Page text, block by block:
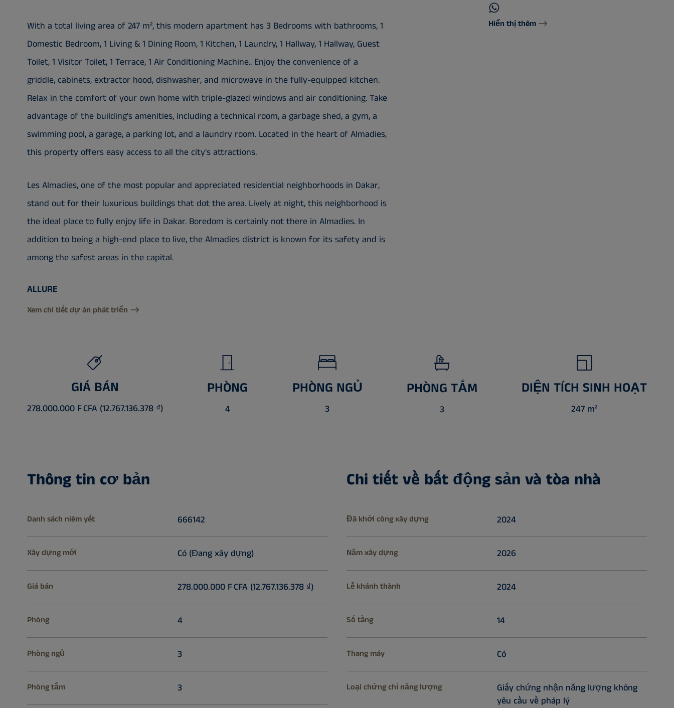
With a total living area of 247 m², this modern apartment has 3 Bedrooms with bathrooms, 1
Domestic Bedroom, 1 Living & 1 Dining Room, 1 Kitchen, 1 Laundry, 1 Hallway, 1 Hallway, Guest
Toilet, 1 Visitor Toilet, 1 Terrace, 1 Air Conditioning Machine.. Enjoy the convenience of a
griddle, cabinets, extractor hood, dishwasher, and microwave in the fully-equipped kitchen.
Relax in the comfort of your own home with triple-glazed windows and air conditioning. Take
advantage of the building's amenities, including a technical room, a garbage shed, a gym, a
swimming pool, a garage, a parking lot, and a laundry room. Located in the heart of Almadies,
this property offers easy access to all the city's attractions.
Les Almadies, one of the most popular and appreciated residential neighborhoods in Dakar,
stand out for their luxurious buildings that dot the area. Lively at night, this neighborhood is
the ideal place to fully enjoy life in Dakar. Boredom is certainly not there in Almadies. In
addition to being a high-end place to live, the Almadies district is known for its safety and is
among the safest areas in the capital.
ALLURE
Xem chi tiết dự án phát triển
Hiển thị thêm
GIÁ BÁN
278.000.000 F CFA (12.767.136.378 ₫)
PHÒNG
4
PHÒNG NGỦ
3
PHÒNG TẮM
3
DIỆN TÍCH SINH HOẠT
247 m²
Thông tin cơ bản
Danh sách niêm yết 666142
Xây dựng mới Có (Đang xây dựng)
Giá bán 278.000.000 F CFA (12.767.136.378 ₫)
Phòng 4
Phòng ngủ 3
Phòng tắm 3
Chi tiết về bất động sản và tòa nhà
Đã khởi công xây dựng 2024
Năm xây dựng 2026
Lễ khánh thành 2024
Số tầng 14
Thang máy Có
Loại chứng chỉ năng lượng
Giấy chứng nhận năng lượng không
yêu cầu về pháp lý